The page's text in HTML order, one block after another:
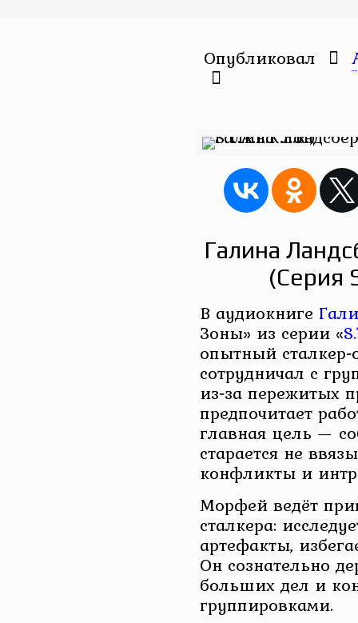
Опубликовал
Галина
(Серия
В аудиокниге
Зоны» из серии «
опытный
сотрудничал с
из‑за пережитых
предпочитает
главная цель —
старается не
конфликты и
Морфей ведёт
сталкера:
артефакты,
Он сознательно
больших дел и
группировками.